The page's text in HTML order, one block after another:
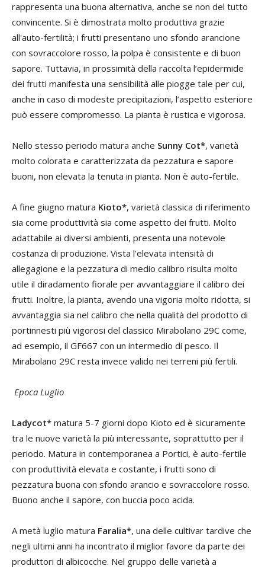
rappresenta una buona alternativa, anche se non del tutto
convincente. Si è dimostrata molto produttiva grazie
all'auto-fertilità; i frutti presentano uno sfondo arancione
con sovraccolore rosso, la polpa è consistente e di buon
sapore. Tuttavia, in prossimità della raccolta l’epidermide
dei frutti manifesta una sensibilità alle piogge tale per cui,
anche in caso di modeste precipitazioni, l’aspetto esteriore
può essere compromesso. La pianta è rustica e vigorosa.
Nello stesso periodo matura anche Sunny Cot*, varietà
molto colorata e caratterizzata da pezzatura e sapore
buoni, non elevata la tenuta in pianta. Non è auto-fertile.
A fine giugno matura Kioto*, varietà classica di riferimento
sia come produttività sia come aspetto dei frutti. Molto
adattabile ai diversi ambienti, presenta una notevole
costanza di produzione. Vista l’elevata intensità di
allegagione e la pezzatura di medio calibro risulta molto
utile il diradamento fiorale per avvantaggiare il calibro dei
frutti. Inoltre, la pianta, avendo una vigoria molto ridotta, si
avvantaggia sia nel calibro che nella qualità del prodotto di
portinnesti più vigorosi del classico Mirabolano 29C come,
ad esempio, il GF667 con un intermedio di pesco. Il
Mirabolano 29C resta invece valido nei terreni più fertili.
Epoca Luglio
Ladycot* matura 5-7 giorni dopo Kioto ed è sicuramente
tra le nuove varietà la più interessante, soprattutto per il
periodo. Matura in contemporanea a Portici, è auto-fertile
con produttività elevata e costante, i frutti sono di
pezzatura buona con sfondo arancio e sovraccolore rosso.
Buono anche il sapore, con buccia poco acida.
A metà luglio matura Faralia*, una delle cultivar tardive che
negli ultimi anni ha incontrato il miglior favore da parte dei
produttori di albicocche. Nel gruppo delle varietà a